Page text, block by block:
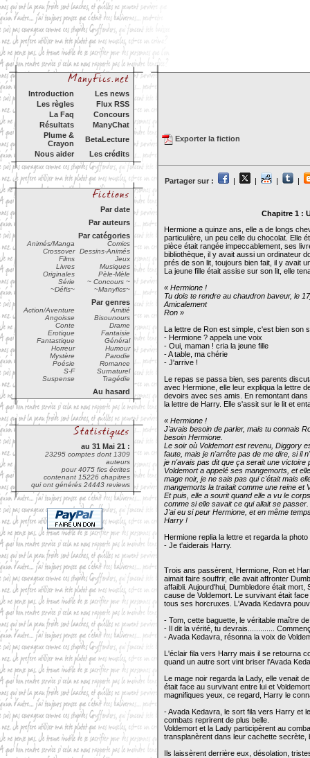
Introduction
Les news
Les règles
Flux RSS
La Faq
Concours
Résultats
ManyChat
Plume &
Crayon
BetaLecture
Nous aider
Les crédits
Par date
Par auteurs
Par catégories
Animés/Manga
Comics
Crossover
Dessins-Animés
Films
Jeux
Livres
Musiques
Originales
Pèle-Mèle
Série
~ Concours ~
~Défis~
~Manyfics~
Par genres
Action/Aventure
Amitié
Angoisse
Bisounours
Conte
Drame
Erotique
Fantaisie
Fantastique
Général
Horreur
Humour
Mystère
Parodie
Poésie
Romance
S-F
Surnaturel
Suspense
Tragédie
Au hasard
au 31 Mai 21 :
23295 comptes dont 1309
auteurs
pour 4075 fics écrites
contenant 15226 chapitres
qui ont générés 24443 reviews
Exporter la fiction
Partager sur : | | | |
Chapitre 1 :
Hermione a quinze ans, elle a de longs
particulière, un peu celle du chocolat. Elle
pièce était rangée impeccablement, ses
bibliothèque, il y avait aussi un ordinateur
prés de son lit, toujours bien fait, il y avait
La jeune fille était assise sur son lit, elle
« Hermione !
Tu dois te rendre au chaudron baveur, le
Amicalement
Ron »
La lettre de Ron est simple, c'est bien son
- Hermione ? appela une voix
- Oui, maman ! cria la jeune fille
- A table, ma chérie
- J'arrive !
Le repas se passa bien, ses parents
avec Hermione, elle leur expliqua la lettre
devoirs avec ses amis. En remontant
la lettre de Harry. Elle s'assit sur le lit et
« Hermione !
J'avais besoin de parler, mais tu connais
besoin Hermione.
Le soir où Voldemort est revenu, Diggory
faute, mais je n'arrête pas de me dire, si il
je n'avais pas dit que ça serait une victoire
Voldemort a appelé ses mangemorts, et
mage noir, je ne sais pas qui c'était mais
mangemorts la traitait comme une reine et
Et puis, elle a sourit quand elle a vu le
comme si elle savait ce qui allait se passer.
J'ai eu si peur Hermione, et en même
Harry !
Hermione replia la lettre et regarda la
- Je t'aiderais Harry.
Trois ans passèrent, Hermione, Ron et
aimait faire souffrir, elle avait affronter
affaibli. Aujourd'hui, Dumbledore était
cause de Voldemort. Le survivant était
tous ses horcruxes. L'Avada Kedavra
- Tom, cette baguette, le véritable maître
- Il dit la vérité, tu devrais.............
- Avada Kedavra, résonna la voix de
L'éclair fila vers Harry mais il se retourna
quand un autre sort vint briser l'Avada
Le mage noir regarda la Lady, elle venait
était face au survivant entre lui et
magnifiques yeux, ce regard, Harry le
- Avada Kedavra, le sort fila vers Harry et
combats reprirent de plus belle.
Voldemort et la Lady participèrent au
transplanèrent dans leur cachette secrète,
Ils laissèrent derrière eux, désolation,